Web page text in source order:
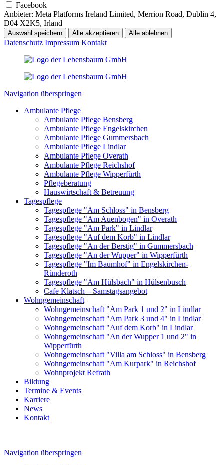
Facebook
Anbieter: Meta Platforms Ireland Limited, Merrion Road, Dublin 4,
D04 X2K5, Irland
Auswahl speichern Alle akzeptieren Alle ablehnen
Datenschutz Impressum Kontakt
Navigation überspringen
Ambulante Pflege
Ambulante Pflege Bensberg
Ambulante Pflege Engelskirchen
Ambulante Pflege Gummersbach
Ambulante Pflege Lindlar
Ambulante Pflege Overath
Ambulante Pflege Reichshof
Ambulante Pflege Wipperfürth
Pflegeberatung
Hauswirtschaft & Betreuung
Tagespflege
Tagespflege "Am Schloss" in Bensberg
Tagespflege "Am Auenbogen" in Overath
Tagespflege "Am Park" in Lindlar
Tagespflege "Auf dem Korb" in Lindlar
Tagespflege "An der Berstig" in Gummersbach
Tagespflege "An der Wupper" in Wipperfürth
Tagespflege "Im Baumhof" in Engelskirchen-
Ründeroth
Tagespflege "Am Hülsbach" in Hülsenbusch
Cafe Klatsch – Samstagsangebot
Wohngemeinschaft
Wohngemeinschaft "Am Park 1 und 2" in Lindlar
Wohngemeinschaft "Am Park 3 und 4" in Lindlar
Wohngemeinschaft "Auf dem Korb" in Lindlar
Wohngemeinschaft "An der Wupper 1 und 2" in
Wipperfürth
Wohngemeinschaft "Villa am Schloss" in Bensberg
Wohngemeinschaft "Am Kurpark" in Reichshof
Wohnprojekt Refrath
Bildung
Termine & Events
Karriere
News
Kontakt
Navigation überspringen